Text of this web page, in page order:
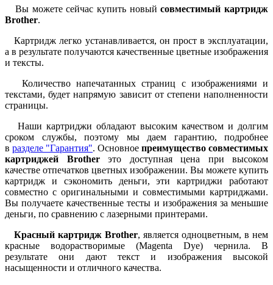
Вы можете сейчас купить новыйсовместимый картридж
Brother.
Картридж легко устанавливается, он прост в эксплуатации,
а в результате получаются качественные цветные изображения
и тексты.
Количество напечатанных страниц с изображениями и
текстами, будет напрямую зависит от степени наполненности
страницы.
Наши картриджи обладают высоким качеством и долгим
сроком службы, поэтому мы даем гарантию, подробнее
в разделе "Гарантия". Основное преимущество совместимых
картриджей Brotherэто доступная цена при высоком
качестве отпечатков цветных изображении. Вы можете купить
картридж и сэкономить деньги, эти картриджи работают
совместно с оригинальными и совместимыми картриджами.
Вы получаете качественные тесты и изображения за меньшие
деньги, по сравнению с лазерными принтерами.
Красный картридж Brother, является одноцветным, в нем
красные водорастворимые (Magenta Dye) чернила. В
результате они дают текст и изображения высокой
насыщенности и отличного качества.